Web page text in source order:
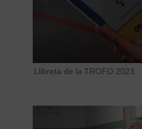
Llibreta de la TROFO 2023